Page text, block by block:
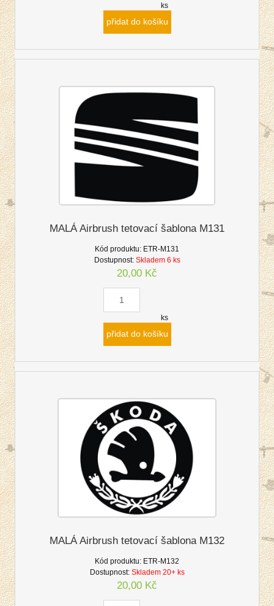
ks
přidat do košíku
MALÁ Airbrush tetovací šablona M131
Kód produktu: ETR-M131
Dostupnost: Skladem 6 ks
20,00 Kč
ks
přidat do košíku
MALÁ Airbrush tetovací šablona M132
Kód produktu: ETR-M132
Dostupnost: Skladem 20+ ks
20,00 Kč